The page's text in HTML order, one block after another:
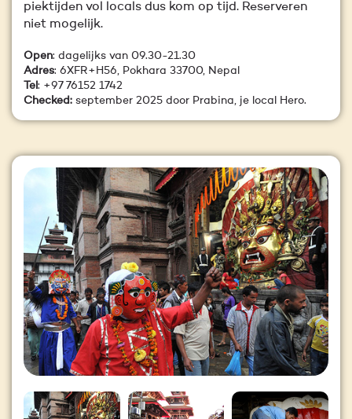
piektijden vol locals dus kom op tijd. Reserveren
niet mogelijk.
Open: dagelijks van 09.30-21.30
Adres: 6XFR+H56, Pokhara 33700, Nepal
Tel : +97 76152 1742
Checked: september 2025 door Prabina, je local Hero.